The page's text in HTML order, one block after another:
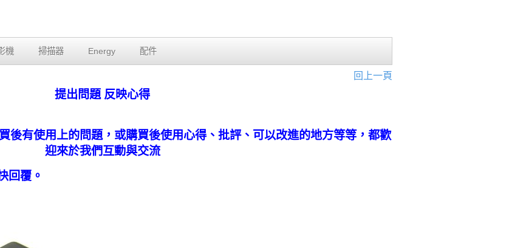
機 掃描器 Energy 配件
回上一頁
提出問題 反映心得
後有使用上的問題，或購買後使用心得、批評、可以改進的地方等等，都歡
迎來於我們互動與交流
回覆。